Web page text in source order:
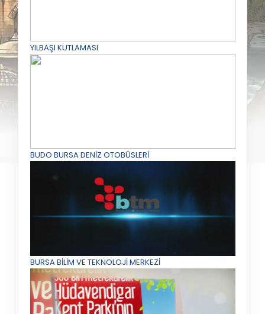
YILBAŞI KUTLAMASI
BUDO BURSA DENİZ OTOBÜSLERİ
BURSA BİLİM VE TEKNOLOJİ MERKEZİ